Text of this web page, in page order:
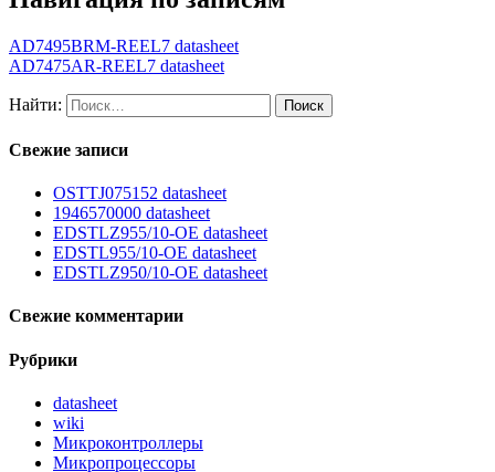
AD7495BRM-REEL7 datasheet
AD7475AR-REEL7 datasheet
Найти:
Свежие записи
OSTTJ075152 datasheet
1946570000 datasheet
EDSTLZ955/10-OE datasheet
EDSTL955/10-OE datasheet
EDSTLZ950/10-OE datasheet
Свежие комментарии
Рубрики
datasheet
wiki
Микроконтроллеры
Микропроцессоры